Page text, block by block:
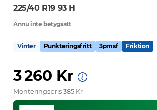
225/40 R19 93 H
Ännu inte betygsatt
Vinter Punkteringsfritt 3pmsf Friktion
3 260 Kr
Monteringspris 385 Kr